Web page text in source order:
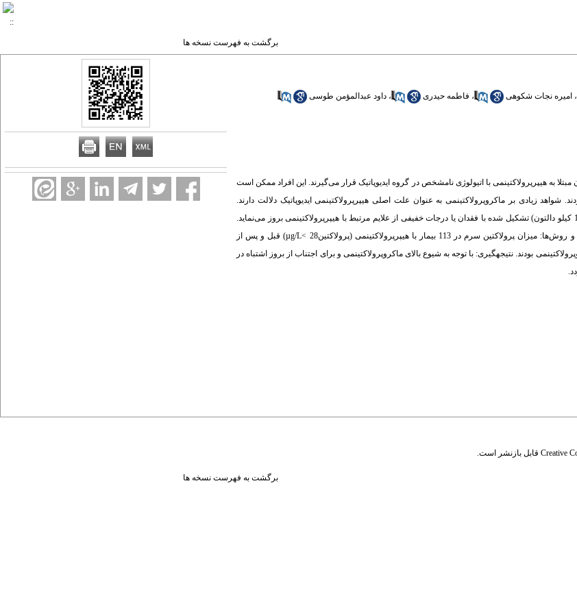
برگشت به فهرست نسخه ها
، امیره نجات شکوهی ، فاطمه حیدری ، داود عبدالمؤمن طوسی
به هیپرپرولاکتینمی با اتیولوژی نامشخص در گروه ایدیوپاتیک قرار می‌گیرند. این افراد ممکن است
زیادی بر ماکروپرولاکتینمی به عنوان علت اصلی هیپرپرولاکتینمی ایدیوپاتیک دلالت دارند.
ماکروپرولاکتینمی که در آن قسمت عمده‌ی پرولاکتین در گردش از کمپلکسهای پروتئینی بزرگ (< 150 کیلو دالتون) تشکیل شده با فقدان یا درجات خفیفی از علایم مرتبط با هیپرپرولاکتینمی بروز می‌نماید.
هدف از این مطالعه بررسی شیوع ماکروپرولاکتینمی در بیماران مبتلا به هیپرپرولاکتینمی است. مواد و روش‌ها: میزان پرولاکتین سرم در 113 بیمار با هیپرپرولاکتینمی (پرولاکتین‌µg/L< 28) قبل و پس از
اندازه‌گیری شد. یافته‌ها: 23% این افراد مبتلا به ماکروپرولاکتینمی بودند. نتیجهگیری: با توجه به شیوع بالای ماکروپرولاکتینمی و برای اجتناب از بروز اشتباه در
Creative قابل بازنشر است.
برگشت به فهرست نسخه ها